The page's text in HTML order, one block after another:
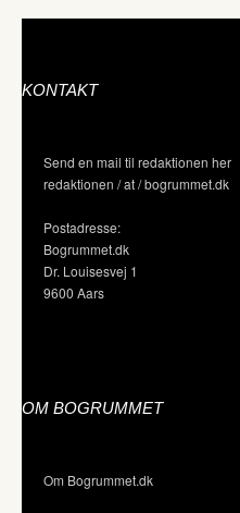
KONTAKT
Send en mail til redaktionen her
redaktionen / at / bogrummet.dk
Postadresse:
Bogrummet.dk
Dr. Louisesvej 1
9600 Aars
OM BOGRUMMET
Om Bogrummet.dk